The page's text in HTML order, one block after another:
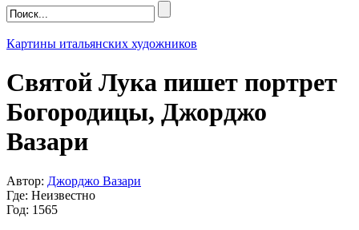
Картины итальянских художников
Святой Лука пишет портрет
Богородицы, Джорджо
Вазари
Автор: Джорджо Вазари
Где: Неизвестно
Год: 1565